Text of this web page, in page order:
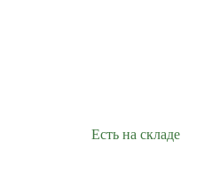
Есть на складе